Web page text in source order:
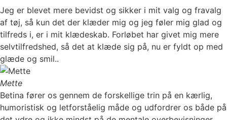
Jeg er blevet mere bevidst og sikker i mit valg og fravalg
af tøj, så kun det der klæder mig og jeg føler mig glad og
tilfreds i, er i mit klædeskab. Forløbet har givet mig mere
selvtilfredshed, så det at klæde sig på, nu er fyldt op med
glæde og smil..
Mette
Betina fører os gennem de forskellige trin på en kærlig,
humoristisk og letforståelig måde og udfordrer os både på